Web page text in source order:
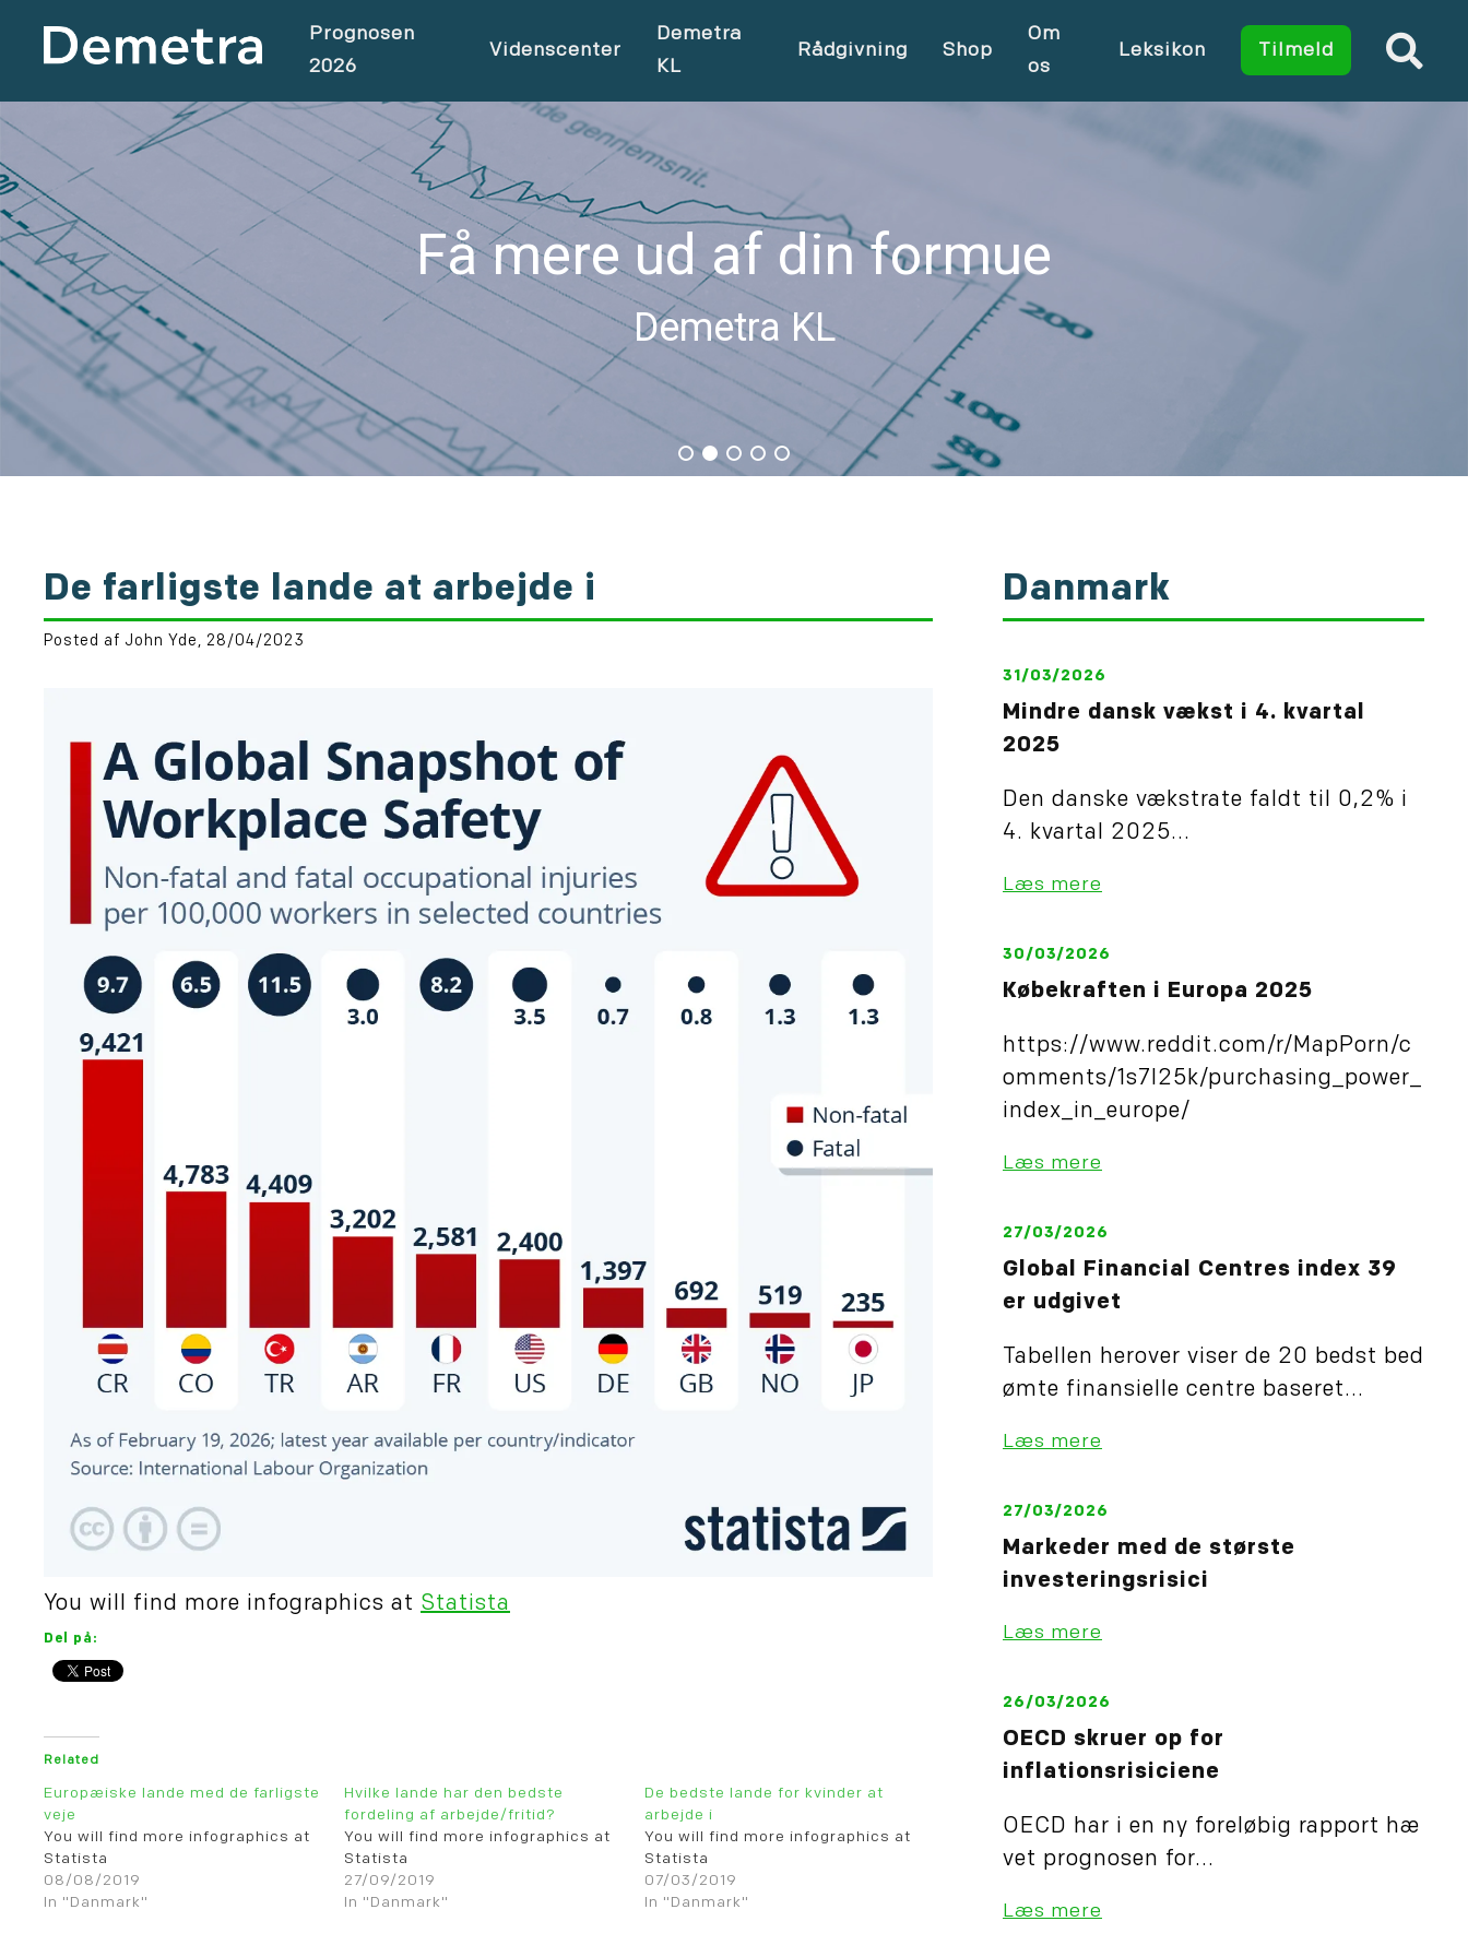
Prognosen
2026
Videnscenter
Demetra
KL
Rådgivning Shop
Om
os
Leksikon Tilmeld
Få mere ud af din formue
Demetra KL
De farligste lande at arbejde i
Posted af John Yde, 28/04/2023
You will find more infographics at Statista
Del på:
Related
Europæiske lande med de farligste
veje
You will find more infographics at
Statista
08/08/2019
In "Danmark"
Hvilke lande har den bedste
fordeling af arbejde/fritid?
You will find more infographics at
Statista
27/09/2019
In "Danmark"
De bedste lande for kvinder at
arbejde i
You will find more infographics at
Statista
07/03/2019
In "Danmark"
Danmark
31/03/2026
Mindre dansk vækst i 4. kvartal
2025
Den danske vækstrate faldt til 0,2% i
4. kvartal 2025...
Læs mere
30/03/2026
Købekraften i Europa 2025
https://www.reddit.com/r/MapPorn/c
omments/1s7l25k/purchasing_power_
index_in_europe/
Læs mere
27/03/2026
Global Financial Centres index 39
er udgivet
Tabellen herover viser de 20 bedst bed
ømte finansielle centre baseret...
Læs mere
27/03/2026
Markeder med de største
investeringsrisici
Læs mere
26/03/2026
OECD skruer op for
inflationsrisiciene
OECD har i en ny foreløbig rapport hæ
vet prognosen for...
Læs mere